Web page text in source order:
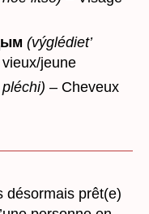
(výglédiet’
vieux/jeune
– Cheveux
désormais prêt(e)